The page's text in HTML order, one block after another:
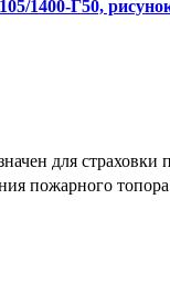
1400-Г50,
для
пожарного